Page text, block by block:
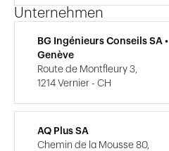
Unternehmen
BG Ingénieurs Conseils SA •
Genève
Route de Montfleury 3,
1214 Vernier - CH
AQ Plus SA
Chemin de la Mousse 80,